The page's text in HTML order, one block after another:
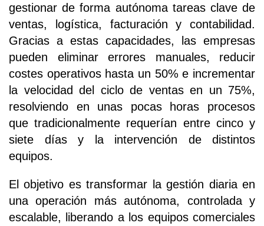
gestionar de forma autónoma tareas clave de
ventas, logística, facturación y contabilidad.
Gracias a estas capacidades, las empresas
pueden eliminar errores manuales, reducir
costes operativos hasta un 50% e incrementar
la velocidad del ciclo de ventas en un 75%,
resolviendo en unas pocas horas procesos
que tradicionalmente requerían entre cinco y
siete días y la intervención de distintos
equipos.
El objetivo es transformar la gestión diaria en
una operación más autónoma, controlada y
escalable, liberando a los equipos comerciales